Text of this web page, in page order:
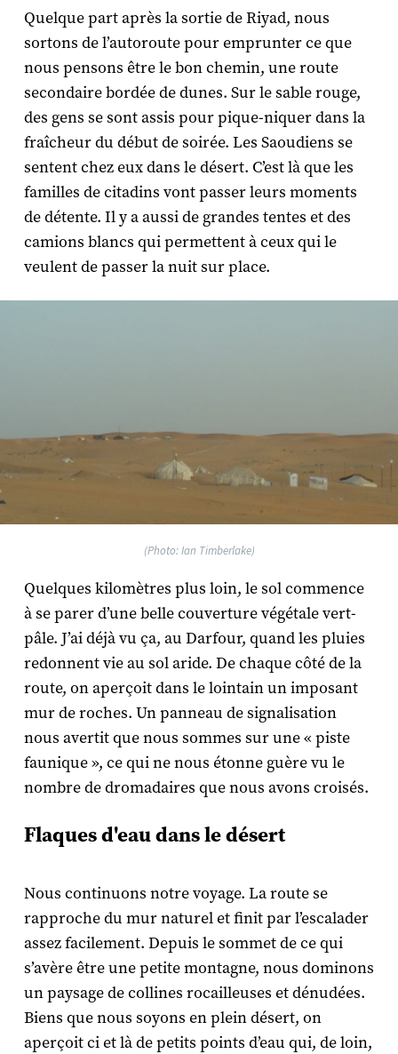
Quelque part après la sortie de Riyad, nous
sortons de l’autoroute pour emprunter ce que
nous pensons être le bon chemin, une route
secondaire bordée de dunes. Sur le sable rouge,
des gens se sont assis pour pique-niquer dans la
fraîcheur du début de soirée. Les Saoudiens se
sentent chez eux dans le désert. C’est là que les
familles de citadins vont passer leurs moments
de détente. Il y a aussi de grandes tentes et des
camions blancs qui permettent à ceux qui le
veulent de passer la nuit sur place.
(Photo: Ian Timberlake)
Quelques kilomètres plus loin, le sol commence
à se parer d’une belle couverture végétale vert-
pâle. J’ai déjà vu ça, au Darfour, quand les pluies
redonnent vie au sol aride. De chaque côté de la
route, on aperçoit dans le lointain un imposant
mur de roches. Un panneau de signalisation
nous avertit que nous sommes sur une « piste
faunique », ce qui ne nous étonne guère vu le
nombre de dromadaires que nous avons croisés.
Flaques d'eau dans le désert
Nous continuons notre voyage. La route se
rapproche du mur naturel et finit par l’escalader
assez facilement. Depuis le sommet de ce qui
s’avère être une petite montagne, nous dominons
un paysage de collines rocailleuses et dénudées.
Biens que nous soyons en plein désert, on
aperçoit ci et là de petits points d’eau qui, de loin,